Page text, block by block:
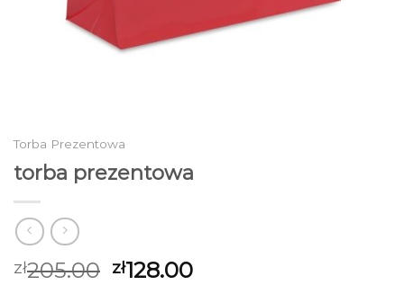
Torba Prezentowa
torba prezentowa
zł205.00 zł128.00